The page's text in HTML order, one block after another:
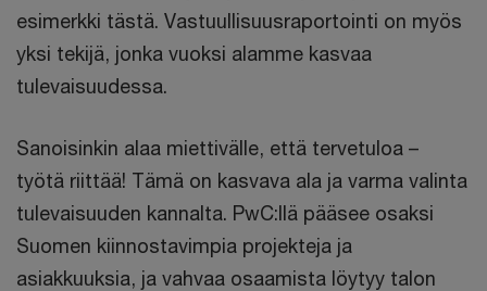
esimerkki tästä. Vastuullisuusraportointi on myös
yksi tekijä, jonka vuoksi alamme kasvaa
tulevaisuudessa.
Sanoisinkin alaa miettivälle, että tervetuloa –
työtä riittää! Tämä on kasvava ala ja varma valinta
tulevaisuuden kannalta. PwC:llä pääsee osaksi
Suomen kiinnostavimpia projekteja ja
asiakkuuksia, ja vahvaa osaamista löytyy talon